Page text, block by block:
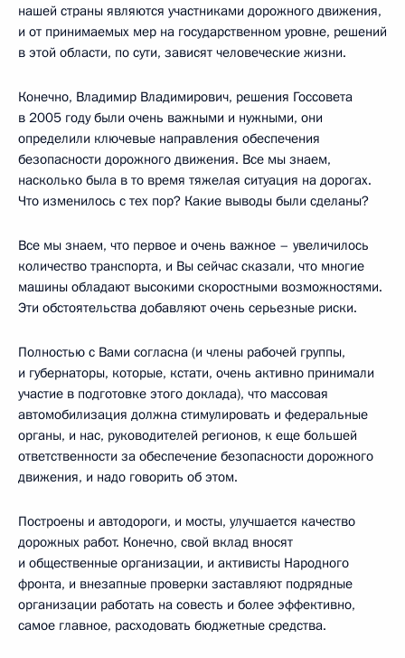
нашей страны являются участниками дорожного движения,
и от принимаемых мер на государственном уровне, решений
в этой области, по сути, зависят человеческие жизни.
Конечно, Владимир Владимирович, решения Госсовета
в 2005 году были очень важными и нужными, они
определили ключевые направления обеспечения
безопасности дорожного движения. Все мы знаем,
насколько была в то время тяжелая ситуация на дорогах.
Что изменилось с тех пор? Какие выводы были сделаны?
Все мы знаем, что первое и очень важное – увеличилось
количество транспорта, и Вы сейчас сказали, что многие
машины обладают высокими скоростными возможностями.
Эти обстоятельства добавляют очень серьезные риски.
Полностью с Вами согласна (и члены рабочей группы,
и губернаторы, которые, кстати, очень активно принимали
участие в подготовке этого доклада), что массовая
автомобилизация должна стимулировать и федеральные
органы, и нас, руководителей регионов, к еще большей
ответственности за обеспечение безопасности дорожного
движения, и надо говорить об этом.
Построены и автодороги, и мосты, улучшается качество
дорожных работ. Конечно, свой вклад вносят
и общественные организации, и активисты Народного
фронта, и внезапные проверки заставляют подрядные
организации работать на совесть и более эффективно,
самое главное, расходовать бюджетные средства.